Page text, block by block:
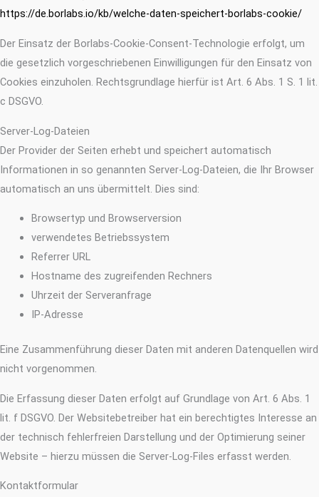
https://de.borlabs.io/kb/welche-daten-speichert-borlabs-cookie/
Der Einsatz der Borlabs-Cookie-Consent-Technologie erfolgt, um
die gesetzlich vorgeschriebenen Einwilligungen für den Einsatz von
Cookies einzuholen. Rechtsgrundlage hierfür ist Art. 6 Abs. 1 S. 1 lit.
c DSGVO.
Server-Log-Dateien
Der Provider der Seiten erhebt und speichert automatisch
Informationen in so genannten Server-Log-Dateien, die Ihr Browser
automatisch an uns übermittelt. Dies sind:
Browsertyp und Browserversion
verwendetes Betriebssystem
Referrer URL
Hostname des zugreifenden Rechners
Uhrzeit der Serveranfrage
IP-Adresse
Eine Zusammenführung dieser Daten mit anderen Datenquellen wird
nicht vorgenommen.
Die Erfassung dieser Daten erfolgt auf Grundlage von Art. 6 Abs. 1
lit. f DSGVO. Der Websitebetreiber hat ein berechtigtes Interesse an
der technisch fehlerfreien Darstellung und der Optimierung seiner
Website – hierzu müssen die Server-Log-Files erfasst werden.
Kontaktformular